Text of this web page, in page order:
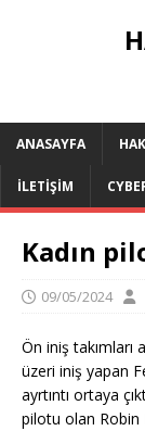
ANASAYFA
İLETIŞIM
Kadın
09/05/2024
Ön iniş takımları
üzeri iniş yapan
ayrtıntı ortaya
pilotu olan Robin